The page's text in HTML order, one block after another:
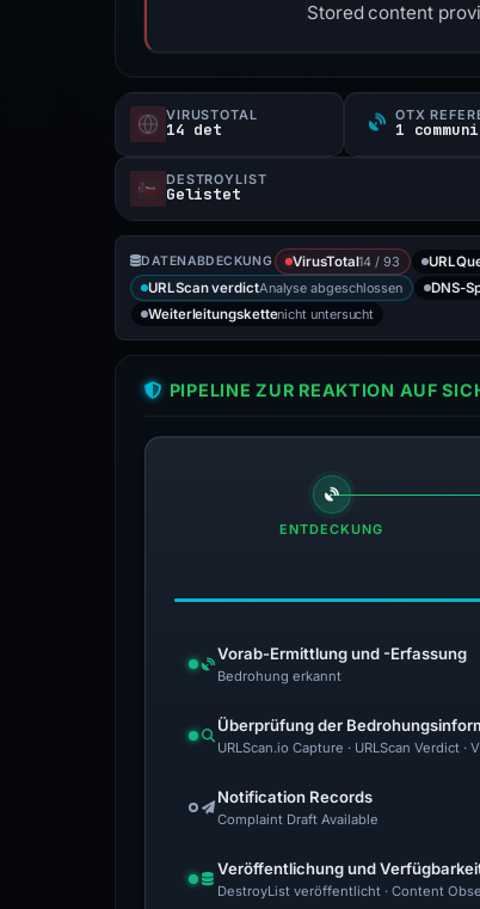
Stored content
VIRUSTOTAL
14 det
OTX
1
DESTROYLIST
Gelistet
DATENABDECKUNG VirusTotal14 / 93
URLScan verdictAnalyse abgeschlossen DNS-
Weiterleitungskettenicht untersucht
PIPELINE ZUR REAKTION AUF
ENTDECKUNG
Vorab-Ermittlung und -Erfassung
Bedrohung erkannt
Überprüfung der
URLScan.io Capture · URLScan Verdict
Notification Records
Complaint Draft Available
Veröffentlichung und
DestroyList veröffentlicht · Content